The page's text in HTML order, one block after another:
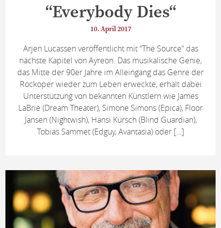
“Everybody Dies“
10. April 2017
Arjen Lucassen veröffentlicht mit “The Source” das
nächste Kapitel von Ayreon. Das musikalische Genie,
das Mitte der 90er Jahre im Alleingang das Genre der
Rockoper wieder zum Leben erweckte, erhält dabei
Unterstützung von bekannten Künstlern wie James
LaBrie (Dream Theater), Simone Simons (Epica), Floor
Jansen (Nightwish), Hansi Kürsch (Blind Guardian),
Tobias Sammet (Edguy, Avantasia) oder […]